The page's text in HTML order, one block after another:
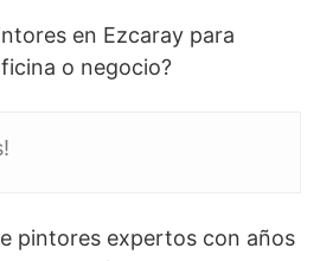
en Ezcaray para
o negocio?
pintores expertos con años